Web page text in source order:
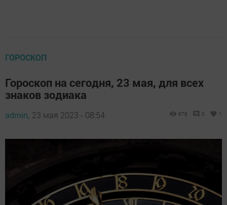
ГОРОСКОП
Гороскоп на сегодня, 23 мая, для всех
знаков зодиака
admin, 23 мая 2023 - 08:54 678 0 1